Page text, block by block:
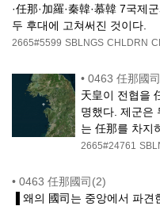
·任那·加羅·秦韓·慕韓 7국
두 후대에 고쳐써진 것이다.
2665#5599 SBLNGS CHLDRN
• 0463 任那國司
天皇이 전협을
명했다. 제군은
는 任那를 차지
2665#24761
• 0463 任那國司(2)
▐ 왜의 國司는 중앙에서 파